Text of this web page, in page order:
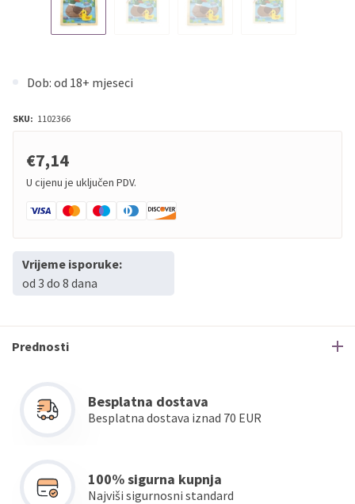
Dob: od 18+ mjeseci
SKU: 1102366
€7,14
U cijenu je uključen PDV.
Vrijeme isporuke:
od 3 do 8 dana
Prednosti
Besplatna dostava
Besplatna dostava iznad 70 EUR
100% sigurna kupnja
Najviši sigurnosni standard